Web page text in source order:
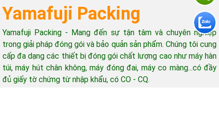
Yamafuji Packing
Yamafuji Packing - Mang đến sự tận tâm và chuyên nghiệp
trong giải pháp đóng gói và bảo quản sản phẩm. Chúng tôi cung
cấp đa dạng các thiết bị đóng gói chất lượng cao như máy hàn
túi, máy hút chân không, máy đóng đai, máy co màng...có đầy
đủ giấy tờ chứng từ nhập khẩu, có CO - CQ.